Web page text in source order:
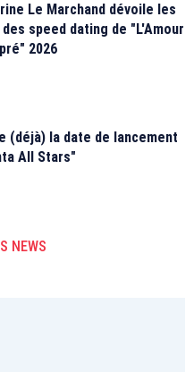
Le Marchand dévoile les
speed dating de "L'Amour
2026
(déjà) la date de lancement
All Stars"
NEWS